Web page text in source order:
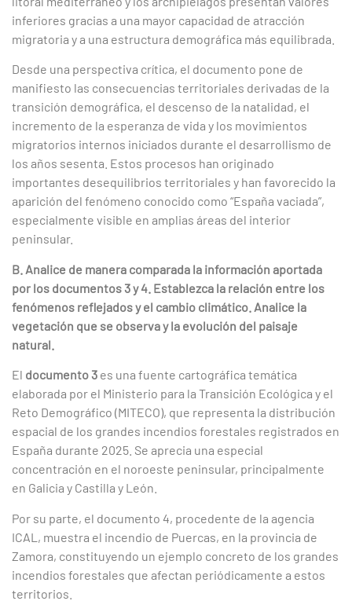
inferiores gracias a una mayor capacidad de atracción
migratoria y a una estructura demográfica más equilibrada.
Desde una perspectiva crítica, el documento pone de
manifiesto las consecuencias territoriales derivadas de la
transición demográfica, el descenso de la natalidad, el
incremento de la esperanza de vida y los movimientos
migratorios internos iniciados durante el desarrollismo de
los años sesenta. Estos procesos han originado
importantes desequilibrios territoriales y han favorecido la
aparición del fenómeno conocido como “España vaciada”,
especialmente visible en amplias áreas del interior
peninsular.
B. Analice de manera comparada la información aportada
por los documentos 3 y 4. Establezca la relación entre los
fenómenos reflejados y el cambio climático. Analice la
vegetación que se observa y la evolución del paisaje
natural.
El documento 3 es una fuente cartográfica temática
elaborada por el Ministerio para la Transición Ecológica y el
Reto Demográfico (MITECO), que representa la distribución
espacial de los grandes incendios forestales registrados en
España durante 2025. Se aprecia una especial
concentración en el noroeste peninsular, principalmente
en Galicia y Castilla y León.
Por su parte, el documento 4, procedente de la agencia
ICAL, muestra el incendio de Puercas, en la provincia de
Zamora, constituyendo un ejemplo concreto de los grandes
incendios forestales que afectan periódicamente a estos
territorios.